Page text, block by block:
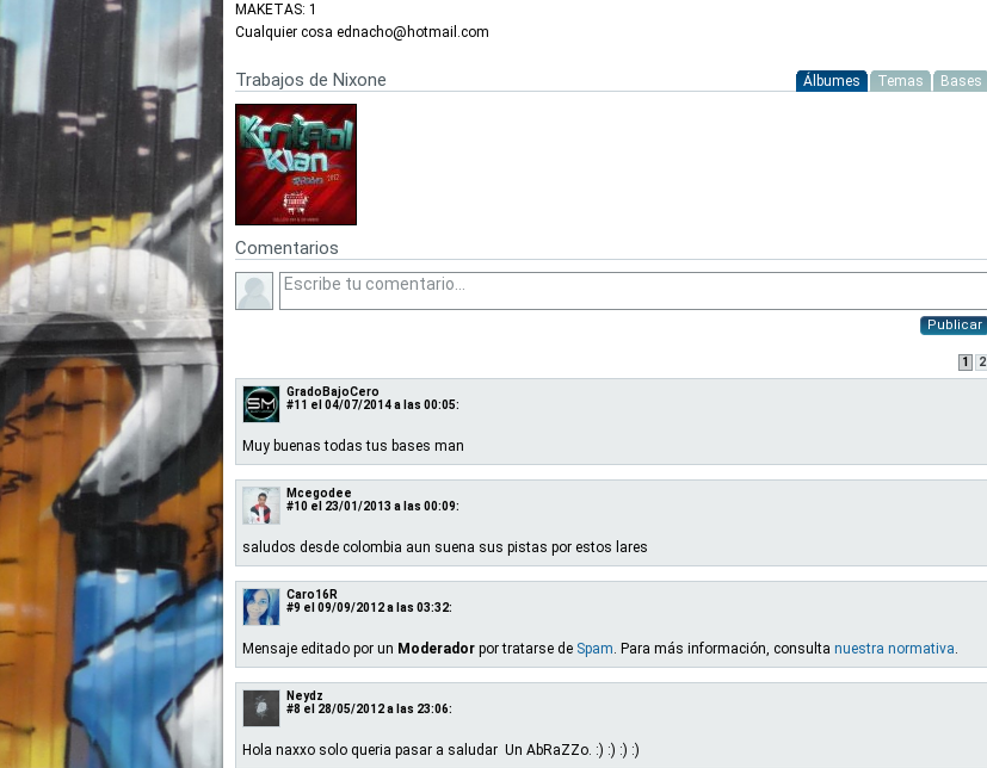
MAKETAS: 1
Cualquier cosa ednacho@hotmail.com
Trabajos de Nixone Álbumes Temas Bases
Comentarios
Publicar
1 2
GradoBajoCero
#11 el 04/07/2014 a las 00:05:
Muy buenas todas tus bases man
Mcegodee
#10 el 23/01/2013 a las 00:09:
saludos desde colombia aun suena sus pistas por estos lares
Caro16R
#9 el 09/09/2012 a las 03:32:
Mensaje editado por un Moderador por tratarse de Spam. Para más información, consulta nuestra normativa.
Neydz
#8 el 28/05/2012 a las 23:06:
Hola naxxo solo queria pasar a saludar Un AbRaZZo. :) :) :) :)